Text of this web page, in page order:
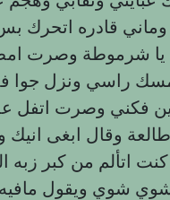
قادره اتحرك
شرموطة وصرت
راسي ونزل جوا
فكني وصرت اتفل
وقال ابغى
اتألم من كبر زبه
شوي شوي ويقول